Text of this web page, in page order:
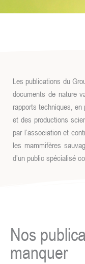
Les publications du
documents de nature
rapports techniques,
et des productions
par l’association et
les mammifères
d’un public spécialisé
Nos
manquer